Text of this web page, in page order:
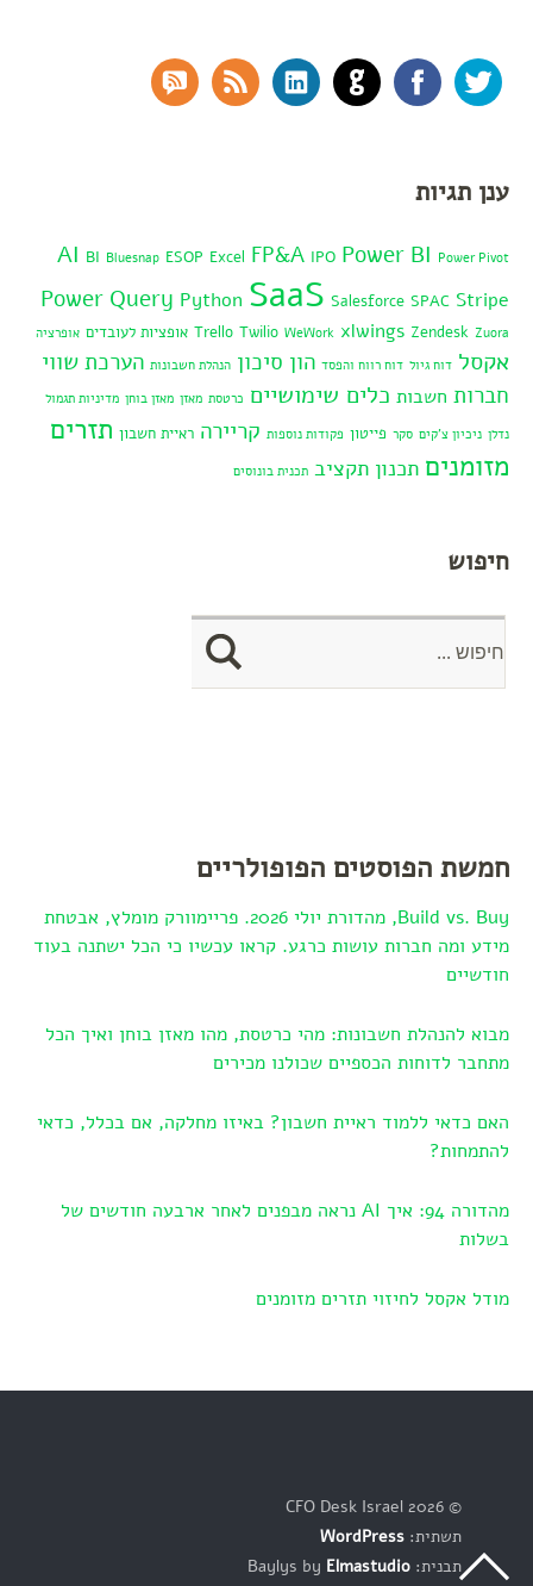
Twitter
Facebook
GitHub
LinkedIn
RSS Feed
ענן תגיות
AI BI Bluesnap ESOP Excel FP&A IPO Power BI Power Pivot
Power Query Python SaaS Salesforce SPAC Stripe
Trello Twilio WeWork xlwings Zendesk Zuora אופציות לעובדים אופרציה
אקסל דוח גיול דוח רווח והפסד הון סיכון הנהלת חשבונות הערכת שווי
חברות חשבות כלים שימושיים כרטסת מאזן מאזן בוחן מדיניות תגמול
נדלן ניכיון צ'קים סקר פייטון פקודות נוספות קריירה ראיית חשבון תזרים
מזומנים תכנון תקציב תכנית בונוסים
חיפוש
חמשת הפוסטים הפופולריים
Build vs. Buy, מהדורת יולי 2026. פריימוורק מומלץ, אבטחת
מידע ומה חברות עושות כרגע. קראו עכשיו כי הכל ישתנה בעוד
חודשיים
מבוא להנהלת חשבונות: מהי כרטסת, מהו מאזן בוחן ואיך הכל
מתחבר לדוחות הכספיים שכולנו מכירים
האם כדאי ללמוד ראיית חשבון? באיזו מחלקה, אם בכלל, כדאי
להתמחות?
מהדורה 94: איך AI נראה מבפנים לאחר ארבעה חודשים של
בשלות
מודל אקסל לחיזוי תזרים מזומנים
© 2026 CFO Desk Israel
תשתית: WordPress
תבנית: Baylys by Elmastudio